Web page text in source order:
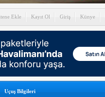
Ekle Kayıt Ol Giriş Künye
Uçuş Bilgileri